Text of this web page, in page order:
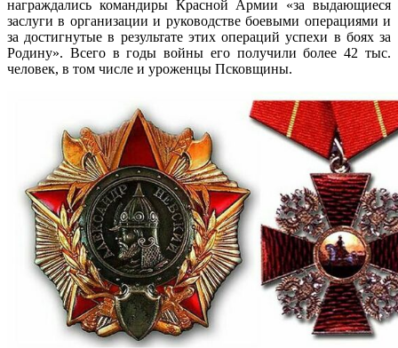
на­граждались командиры Красной Армии «за выдающиеся
заслуги в организации и руководстве боевыми операциями и
за достигну­тые в результате этих операций успехи в боях за
Родину». Всего в годы войны его получили более 42 тыс.
человек, в том числе и уроженцы Псковщины.